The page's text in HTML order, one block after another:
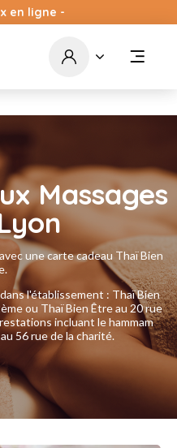
en ligne -
en
Massages
une carte cadeau Thaï Bien
l'établissement : Thaï Bien
ou Thaï Bien Être au 20 rue
incluant le hammam
56 rue de la charité.